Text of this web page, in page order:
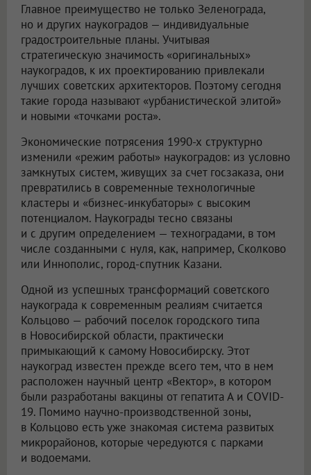
Главное преимущество не только Зеленограда,
но и других наукоградов — индивидуальные
градостроительные планы. Учитывая
стратегическую значимость «оригинальных»
наукоградов, к их проектированию привлекали
лучших советских архитекторов. Поэтому сегодня
такие города называют «урбанистической элитой»
и новыми «точками роста».
Экономические потрясения 1990-х структурно
изменили «режим работы» наукоградов: из условно
замкнутых систем, живущих за счет госзаказа, они
превратились в современные технологичные
кластеры и «бизнес-инкубаторы» с высоким
потенциалом. Наукограды тесно связаны
и с другим определением — техноградами, в том
числе созданными с нуля, как, например, Сколково
или Иннополис, город-спутник Казани.
Одной из успешных трансформаций советского
наукограда к современным реалиям считается
Кольцово — рабочий поселок городского типа
в Новосибирской области, практически
примыкающий к самому Новосибирску. Этот
наукоград известен прежде всего тем, что в нем
расположен научный центр «Вектор», в котором
были разработаны вакцины от гепатита А и COVID-
19. Помимо научно-производственной зоны,
в Кольцово есть уже знакомая система развитых
микрорайонов, которые чередуются с парками
и водоемами.